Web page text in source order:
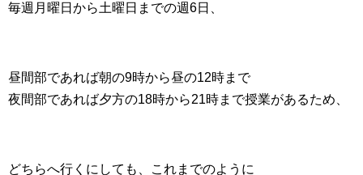
毎週月曜日から土曜日までの週6日、
昼間部であれば朝の9時から昼の12時まで
夜間部であれば夕方の18時から21時まで授業があるため、
どちらへ行くにしても、これまでのように